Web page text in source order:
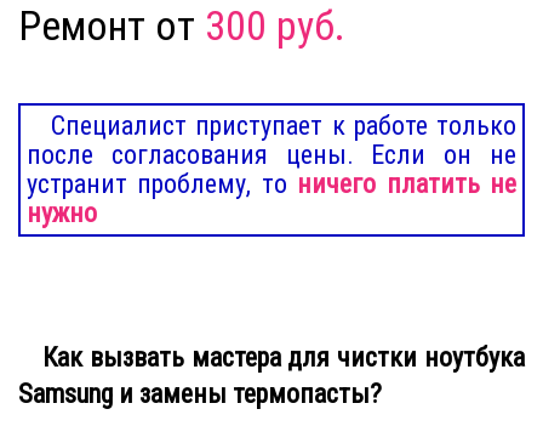
Ремонт от 300 руб.
Специалист приступает к работе только
после согласования цены. Если он не
устранит проблему, то ничего платить не
нужно
Как вызвать мастера для чистки ноутбука
Samsung и замены термопасты?